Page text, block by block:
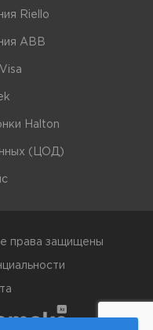
Riello
ABB
Halton
(ЦОД)
права защищены